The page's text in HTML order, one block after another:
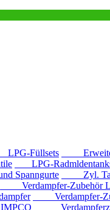
Füllsets
LPG-
Spanngurte Zyl.
Verdampfer-Zubehör
Verdampfer-